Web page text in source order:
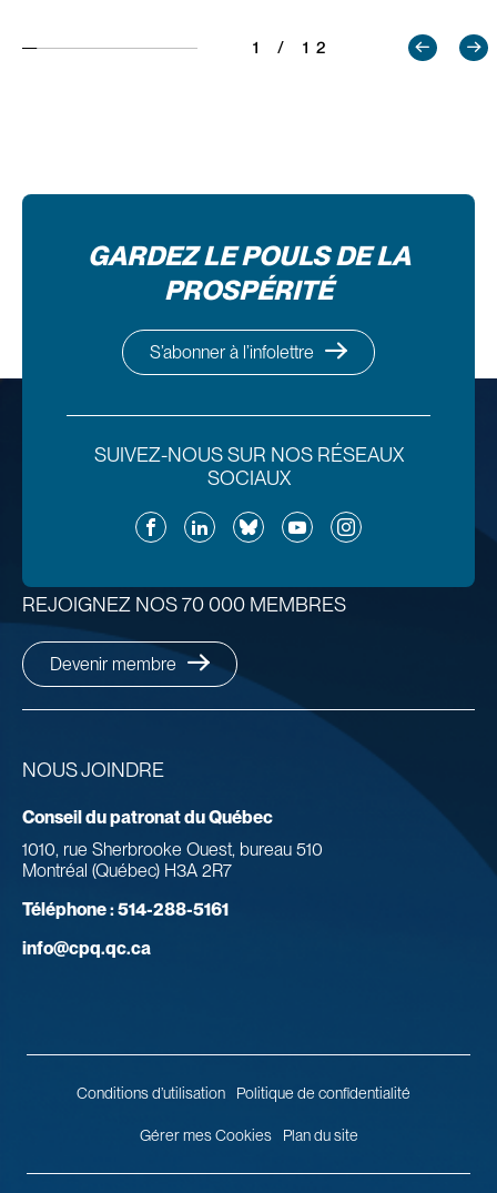
1 / 12
GARDEZ LE POULS DE LA
PROSPÉRITÉ
S’abonner à l’infolettre
SUIVEZ-NOUS SUR NOS RÉSEAUX
SOCIAUX
FacebookLinkedInBlueskyYouTubeInstagram
NOUS JOINDRE
Conseil du patronat du Québec
1010, rue Sherbrooke Ouest, bureau 510
Montréal (Québec) H3A 2R7
Téléphone :514-288-5161
info@cpq.qc.ca
REJOIGNEZ NOS 70 000 MEMBRES
Devenir membre
Conditions d’utilisation Politique de confidentialité
Gérer mes Cookies Plan du site